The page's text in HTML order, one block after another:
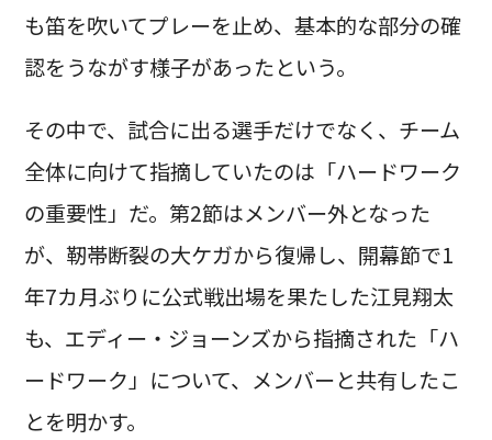
も笛を吹いてプレーを止め、基本的な部分の確
認をうながす様子があったという。
その中で、試合に出る選手だけでなく、チーム
全体に向けて指摘していたのは「ハードワーク
の重要性」だ。第2節はメンバー外となった
が、靭帯断裂の大ケガから復帰し、開幕節で1
年7カ月ぶりに公式戦出場を果たした江見翔太
も、エディー・ジョーンズから指摘された「ハ
ードワーク」について、メンバーと共有したこ
とを明かす。